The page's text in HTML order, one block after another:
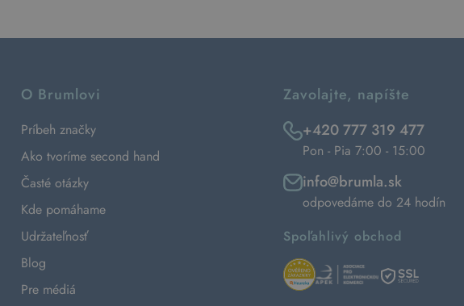
O Brumlovi
Príbeh značky
Ako tvoríme second hand
Časté otázky
Kde pomáhame
Udržateľnosť
Blog
Pre médiá
Zavolajte, napíšte
+420 777 319 477
Pon - Pia 7:00 - 15:00
info@brumla.sk
odpovedáme do 24 hodín
Spoľahlivý obchod